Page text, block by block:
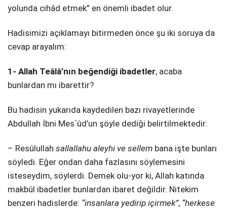
yolunda cihâd etmek” en önemli ibadet olur.
Hadisimizi açıklamayı bitirmeden önce şu iki soruya da
cevap arayalım:
1- Allah Teâlâ’nın beğendiği ibadetler, acaba
bunlardan mı ibarettir?
Bu hadisin yukarıda kaydedilen bazı rivayetlerinde
Abdullah İbni Mes`ûd’un şöyle dediği belirtilmektedir:
– Resûlullah sallallahu aleyhi ve sellem bana işte bunları
söyledi. Eğer ondan daha fazlasını söylemesini
isteseydim, söylerdi. Demek olu-yor ki, Allah katında
makbûl ibadetler bunlardan ibaret değildir. Nitekim
benzeri hadislerde: “insanlara yedirip içirmek”, “herkese